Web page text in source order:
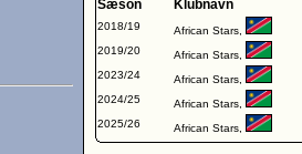
Sæson
Klubnavn
2018/19
African Stars,
2019/20
African Stars,
2023/24
African Stars,
2024/25
African Stars,
2025/26
African Stars,